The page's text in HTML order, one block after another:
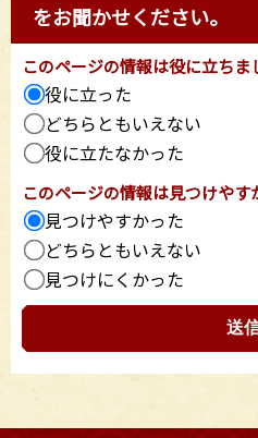
をお聞かせください。
このページの情報は役に立ちま
役に立った
どちらともいえない
役に立たなかった
このページの情報は見つけやす
見つけやすかった
どちらともいえない
見つけにくかった